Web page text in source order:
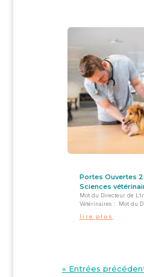
Portes Ouvertes
Sciences
Mot du Directeur de
Vétérinaires : Mot du
lire plus
« Entrées